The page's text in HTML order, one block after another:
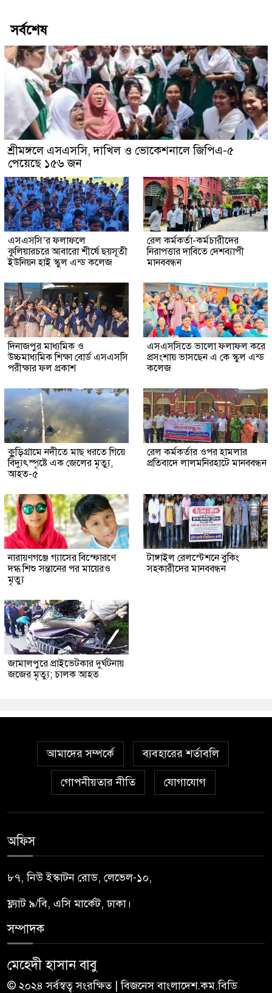
সর্বশেষ
শ্রীমঙ্গলে এসএসসি, দাখিল ও ভোকেশনালে জিপিএ-৫
পেয়েছে ১৫৬ জন
এসএসসি’র ফলাফলে
কুলিয়ারচরে আবারো শীর্ষে ছয়সূতী
ইউনিয়ন হাই স্কুল এন্ড কলেজ
রেল কর্মকর্তা-কর্মচারীদের
নিরাপত্তার দাবিতে দেশব্যাপী
মানববন্ধন
দিনাজপুর মাধ্যমিক ও
উচ্চমাধ্যমিক শিক্ষা বোর্ড এসএসসি
পরীক্ষার ফল প্রকাশ
এসএসসিতে ভালো ফলাফল করে
প্রসংশায় ভাসছেন এ কে স্কুল এন্ড
কলেজ
কুুড়িগ্রা‌মে নদীতে মাছ ধরতে গিয়ে
বিদ্যুৎস্পৃষ্টে এক জেলের মৃত্যু,
আহত-৫
রেল কর্মকর্তার ওপর হামলার
প্রতিবাদে লালমনিরহাটে মানববন্ধন
নারায়ণগঞ্জে গ্যাসের বিস্ফোরণে
দগ্ধ শিশু সন্তানের পর মায়েরও
মৃত্যু
টাঙ্গাইল রেলস্টেশনে বুকিং
সহকারীদের মানববন্ধন
জামালপুরে প্রাইভেটকার দুর্ঘটনায়
জজের মৃত্যু; চালক আহত
আমাদের সম্পর্কে ব্যবহারের শর্তাবলি
গোপনীয়তার নীতি যোগাযোগ
অফিস
৮৭, নিউ ইস্কাটন রোড, লেভেল-১০,
ফ্ল্যাট ৯/বি, এসি মার্কেট, ঢাকা।
সম্পাদক
মেহেদী হাসান বাবু
© ২০২৪ সর্বস্বত্ব সংরক্ষিত | বিজনেস বাংলাদেশ.কম.বিডি